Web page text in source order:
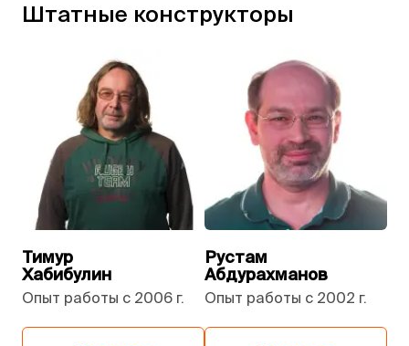
Штатные конструкторы
Тимур
Хабибулин
Опыт работы с 2006 г.
Рустам
Абдурахманов
Опыт работы с 2002 г.